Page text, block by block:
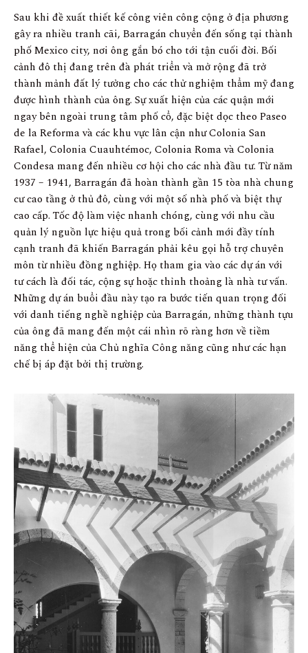
Sau khi đề xuất thiết kế công viên công cộng ở địa phương
gây ra nhiều tranh cãi, Barragán chuyển đến sống tại thành
phố Mexico city, nơi ông gắn bó cho tới tận cuối đời. Bối
cảnh đô thị đang trên đà phát triển và mở rộng đã trở
thành mảnh đất lý tưởng cho các thử nghiệm thẩm mỹ đang
được hình thành của ông. Sự xuất hiện của các quận mới
ngay bên ngoài trung tâm phố cổ, đặc biệt dọc theo Paseo
de la Reforma và các khu vực lân cận như Colonia San
Rafael, Colonia Cuauhtémoc, Colonia Roma và Colonia
Condesa mang đến nhiều cơ hội cho các nhà đầu tư. Từ năm
1937 – 1941, Barragán đã hoàn thành gần 15 tòa nhà chung
cư cao tầng ở thủ đô, cùng với một số nhà phố và biệt thự
cao cấp. Tốc độ làm việc nhanh chóng, cùng với nhu cầu
quản lý nguồn lực hiệu quả trong bối cảnh mới đầy tính
cạnh tranh đã khiến Barragán phải kêu gọi hỗ trợ chuyên
môn từ nhiều đồng nghiệp. Họ tham gia vào các dự án với
tư cách là đối tác, cộng sự hoặc thỉnh thoảng là nhà tư vấn.
Những dự án buổi đầu này tạo ra bước tiến quan trọng đối
với danh tiếng nghề nghiệp của Barragán, những thành tựu
của ông đã mang đến một cái nhìn rõ ràng hơn về tiềm
năng thể hiện của Chủ nghĩa Công năng cũng như các hạn
chế bị áp đặt bởi thị trường.